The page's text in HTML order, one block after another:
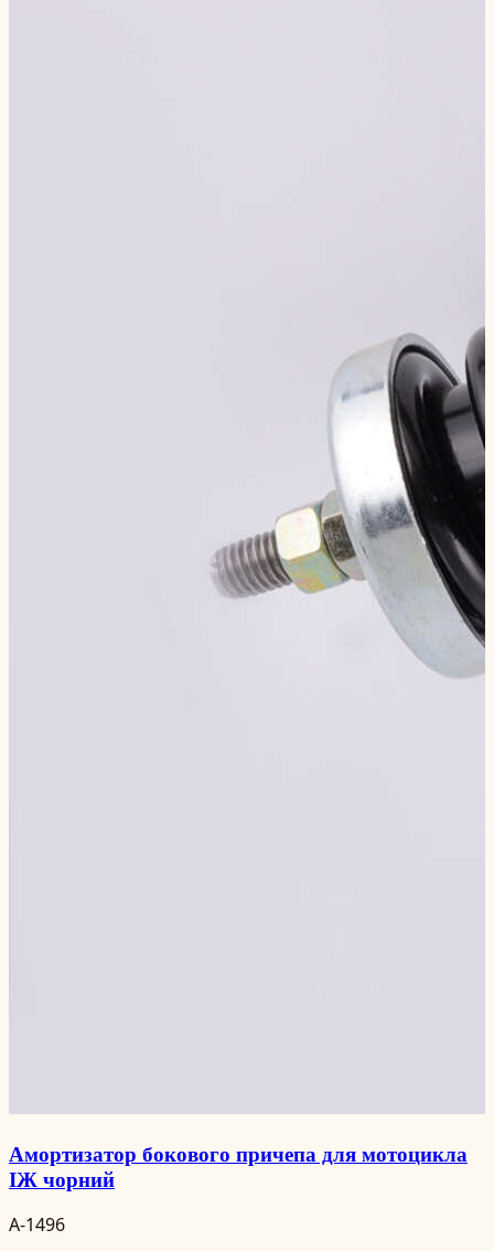
Амортизатор бокового причепа для мотоцикла
ІЖ чорний
A-1496